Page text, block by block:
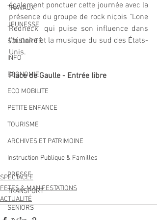
TRAVAUX
JEUNESSE
SOLIDARITÉ
INFO
ECONOMIE
ECO MOBILITE
PETITE ENFANCE
TOURISME
ARCHIVES ET PATRIMOINE
Instruction Publique & Familles
PRESSE
TRANSPORT
SENIORS
également ponctuer cette journée avec la
présence du groupe de rock niçois "Lone
Redneck" qui puise son influence dans
l'histoire et la musique du sud des États-
Unis.
Place de Gaulle - Entrée libre
SPECTACLE
FETES & MANIFESTATIONS
ACTUALITÉ